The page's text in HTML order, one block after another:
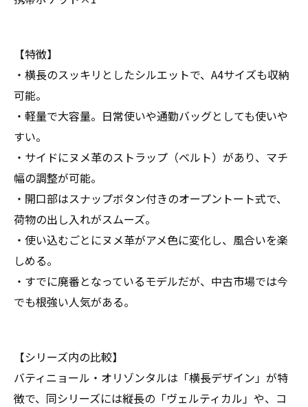
【特徴】
・横長のスッキリとしたシルエットで、A4サイズも収納
可能。
・軽量で大容量。日常使いや通勤バッグとしても使いや
すい。
・サイドにヌメ革のストラップ（ベルト）があり、マチ
幅の調整が可能。
・開口部はスナップボタン付きのオープントート式で、
荷物の出し入れがスムーズ。
・使い込むごとにヌメ革がアメ色に変化し、風合いを楽
しめる。
・すでに廃番となっているモデルだが、中古市場では今
でも根強い人気がある。
【シリーズ内の比較】
バティニョール・オリゾンタルは「横長デザイン」が特
徴で、同シリーズには縦長の「ヴェルティカル」や、コ